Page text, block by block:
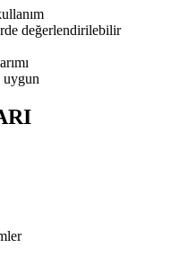
değerlendirilebilir
uygun